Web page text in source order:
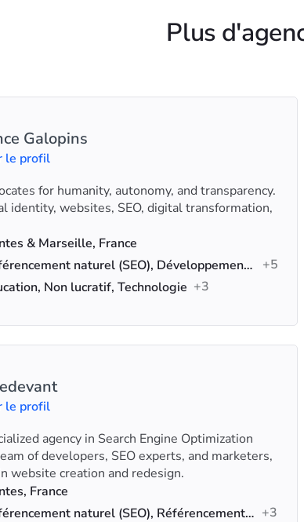
Plus
Galopins
le profil
for humanity, autonomy, and transparency.
identity, websites, SEO, digital transformation,
& Marseille, France
Référencement naturel (SEO), Développement web, Création de sites web
+5
Non lucratif, Technologie +3
le profil
agency in Search Engine Optimization
of developers, SEO experts, and marketers,
website creation and redesign.
France
Référencement naturel (SEO), Référencement local, E-commerce SEO +3